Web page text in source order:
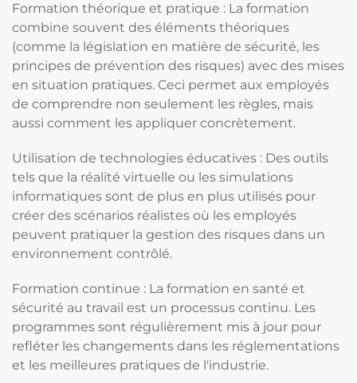
Formation théorique et pratique : La formation
combine souvent des éléments théoriques
(comme la législation en matière de sécurité, les
principes de prévention des risques) avec des mises
en situation pratiques. Ceci permet aux employés
de comprendre non seulement les règles, mais
aussi comment les appliquer concrètement.
Utilisation de technologies éducatives : Des outils
tels que la réalité virtuelle ou les simulations
informatiques sont de plus en plus utilisés pour
créer des scénarios réalistes où les employés
peuvent pratiquer la gestion des risques dans un
environnement contrôlé.
Formation continue : La formation en santé et
sécurité au travail est un processus continu. Les
programmes sont régulièrement mis à jour pour
refléter les changements dans les réglementations
et les meilleures pratiques de l'industrie.